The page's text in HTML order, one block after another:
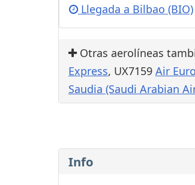
Llegada a Bilbao (BIO)
Otras aerolíneas
Express, UX7159 Air
Saudia (Saudi Arabian
Info